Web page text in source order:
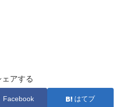
ェアする
Facebook はてブ